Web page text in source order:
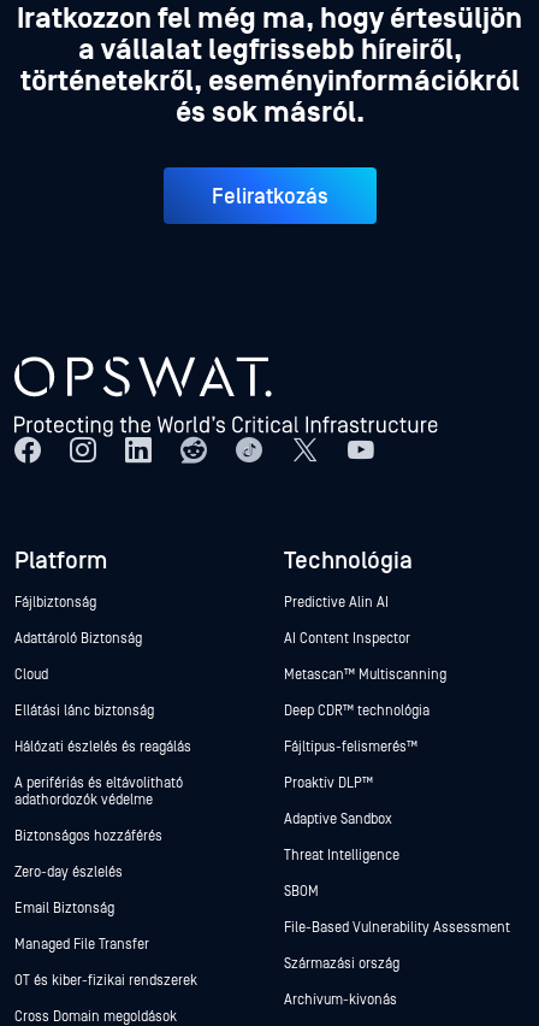
Iratkozzon fel még ma, hogy értesüljön
a vállalat legfrissebb híreiről,
történetekről, eseményinformációkról
és sok másról.
Feliratkozás
Platform
Fájlbiztonság
Adattároló Biztonság
Cloud
Ellátási lánc biztonság
Hálózati észlelés és reagálás
A perifériás és eltávolítható
adathordozók védelme
Biztonságos hozzáférés
Zero-day észlelés
Email Biztonság
Managed File Transfer
OT és kiber-fizikai rendszerek
Cross Domain megoldások
Technológia
Predictive Alin AI
AI Content Inspector
Metascan™ Multiscanning
Deep CDR™ technológia
Fájltípus-felismerés™
Proaktív DLP™
Adaptive Sandbox
Threat Intelligence
SBOM
File-Based Vulnerability Assessment
Származási ország
Archívum-kivonás